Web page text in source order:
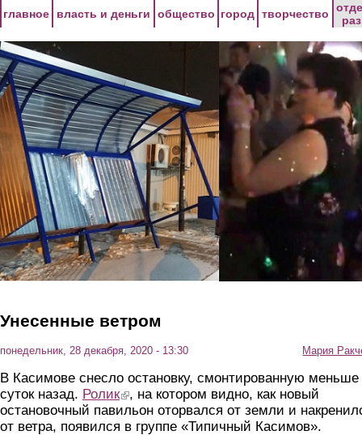
главное власть и деньги общество город творчество
Унесенные ветром
понедельник, 28 декабря, 2020 - 13:30 Мария
В Касимове снесло остановку, смонтированную меньше
суток назад. Ролик(link is external)
, на котором видно, как новый
остановочный павильон оторвался от земли и
от ветра, появился в группе «Типичный Касимов».